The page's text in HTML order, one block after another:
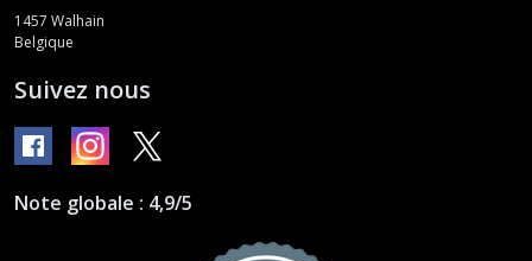
1457 Walhain
Belgique
Suivez nous
Note globale : 4,9/5